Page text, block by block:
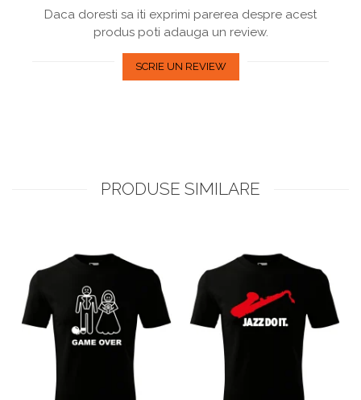
Daca doresti sa iti exprimi parerea despre acest
produs poti adauga un review.
SCRIE UN REVIEW
PRODUSE SIMILARE